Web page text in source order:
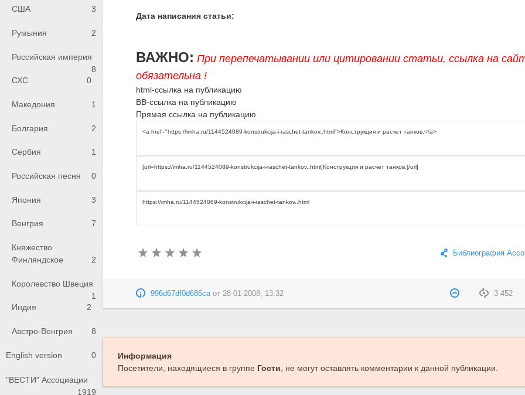
США 3
Румыния 2
Российская империя
8
СХС
0
Македония 1
Болгария 2
Сербия 1
Российская песня 0
Япония 3
Венгрия 7
Княжество
Финляндское
2
Королевство Швеция
1
Индия
2
Австро-Венгрия 8
English version 0
"ВЕСТИ" Ассоциации
1919
Дата написания статьи:
ВАЖНО: При перепечатывании или цитировании статьи, ссылка на
обязательна !
html-ссылка на публикацию
BB-ссылка на публикацию
Прямая ссылка на публикацию
Библиография
3 452
996d67df0d686caот28-01-2008, 13:32
Информация
Посетители, находящиеся в группе Гости, не могут оставлять комментарии к данной публикации.